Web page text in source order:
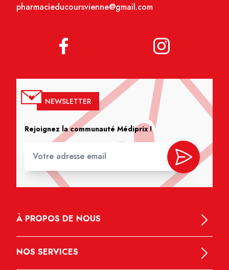
pharmacieducoursvienne@gmail.com
NEWSLETTER
Rejoignez la communauté Médiprix !
À PROPOS DE NOUS
NOS SERVICES